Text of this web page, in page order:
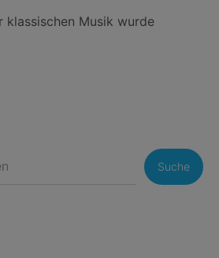
klassischen Musik wurde
Suche